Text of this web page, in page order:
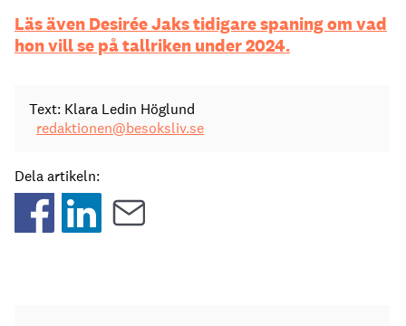
Läs även Desirée Jaks tidigare spaning om vad
hon vill se på tallriken under 2024.
Text: Klara Ledin Höglund
redaktionen@besoksliv.se
Dela artikeln: